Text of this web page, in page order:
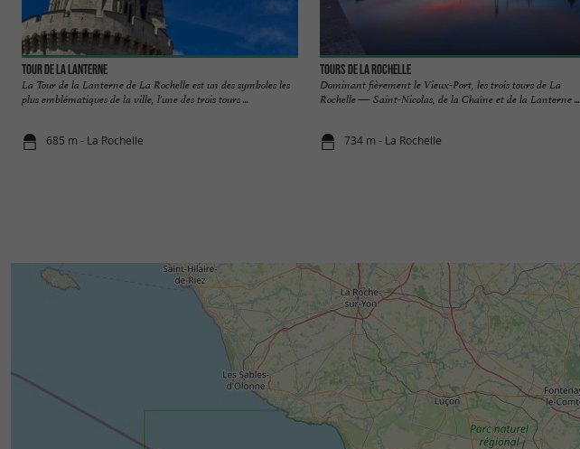
Tour de la Lanterne
La Tour de la Lanterne de La Rochelle est un des symboles les
plus emblématiques de la ville, l'une des trois tours ...
685 m - La Rochelle
Tours de La Rochelle
Dominant fièrement le Vieux-Port, les trois tours de La
Rochelle — Saint-Nicolas, de la Chaîne et de la Lanterne ...
734 m - La Rochelle